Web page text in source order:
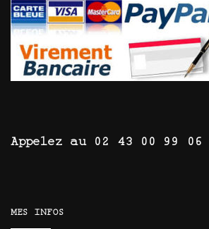
Appelez au 02 43 00 99 06
MES INFOS